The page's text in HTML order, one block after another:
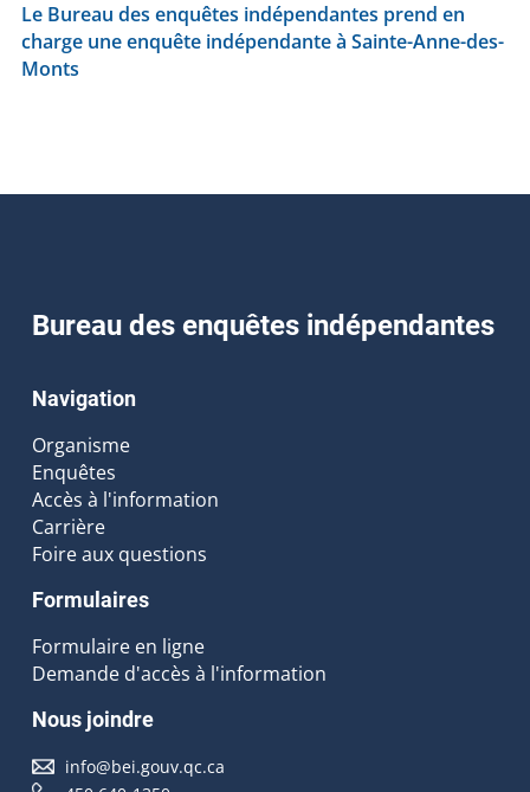
Le Bureau des enquêtes indépendantes prend en
charge une enquête indépendante à Sainte-Anne-des-
Monts
Bureau des enquêtes indépendantes
Navigation
Organisme
Enquêtes
Accès à l'information
Carrière
Foire aux questions
Formulaires
Formulaire en ligne
Demande d'accès à l'information
Nous joindre
info@bei.gouv.qc.ca